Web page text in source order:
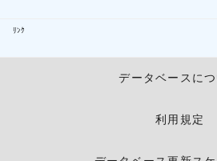
ﾘﾝｸ
データベースに
利用規定